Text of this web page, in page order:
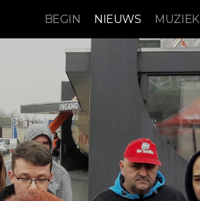
BEGIN NIEUWS MUZIEK